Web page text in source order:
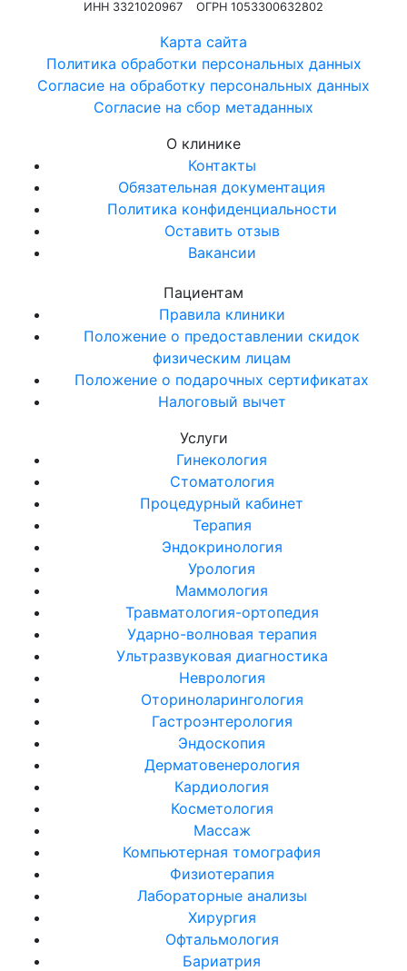
ИНН 3321020967 ОГРН 1053300632802
Карта сайта
Политика обработки персональных данных
Согласие на обработку персональных данных
Согласие на сбор метаданных
О клинике
Контакты
Обязательная документация
Политика конфиденциальности
Оставить отзыв
Вакансии
Пациентам
Правила клиники
Положение о предоставлении скидок
физическим лицам
Положение о подарочных сертификатах
Налоговый вычет
Услуги
Гинекология
Стоматология
Процедурный кабинет
Терапия
Эндокринология
Урология
Маммология
Травматология-ортопедия
Ударно-волновая терапия
Ультразвуковая диагностика
Неврология
Оториноларингология
Гастроэнтерология
Эндоскопия
Дерматовенерология
Кардиология
Косметология
Массаж
Компьютерная томография
Физиотерапия
Лабораторные анализы
Хирургия
Офтальмология
Бариатрия